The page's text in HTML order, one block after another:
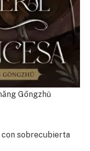
Gōngzhǔ
con sobrecubierta